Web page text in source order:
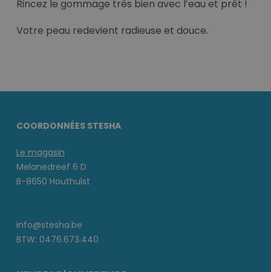
Rincez le gommage très bien avec l’eau et prêt !
Votre peau redevient radieuse et douce.
COORDONNÉES STESHA
Le magasin
Melanedreef 6 D
B-8650 Houthulst
info@stesha.be
BTW: 0476.673.440